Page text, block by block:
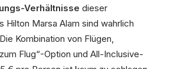
Verhältnisse dieser
Hilton Marsa Alam sind wahrlich
Kombination von Flügen,
Flug“-Option und All-Inclusive-